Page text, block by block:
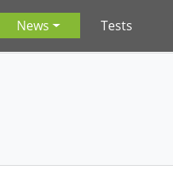
News Tests